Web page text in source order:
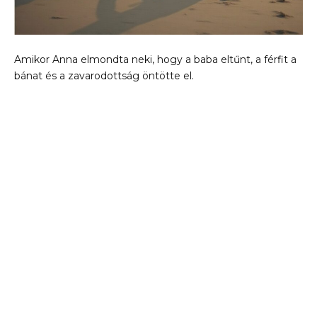
Amikor Anna elmondta neki, hogy a baba eltűnt, a férfit a
bánat és a zavarodottság öntötte el.